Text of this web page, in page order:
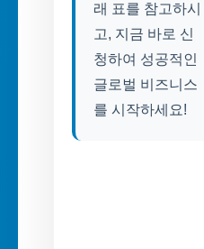
래 표를 참고하시
고, 지금 바로 신
청하여 성공적인
글로벌 비즈니스
를 시작하세요!